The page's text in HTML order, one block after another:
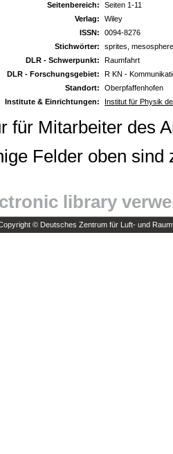
Seitenbereich:
Seiten 1-11
Verlag:
Wiley
ISSN:
0094-8276
Stichwörter:
sprites,
DLR - Schwerpunkt:
Raumfahrt
DLR - Forschungsgebiet:
R KN -
Standort:
Oberpfaffenhofen
Institute & Einrichtungen:
Institut für Physik
für Mitarbeiter des
Felder oben
library
© Deutsches Zentrum für Luft- und